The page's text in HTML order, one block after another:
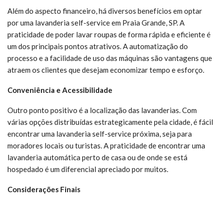
Além do aspecto financeiro, há diversos benefícios em optar
por uma lavanderia self-service em Praia Grande, SP. A
praticidade de poder lavar roupas de forma rápida e eficiente é
um dos principais pontos atrativos. A automatização do
processo e a facilidade de uso das máquinas são vantagens que
atraem os clientes que desejam economizar tempo e esforço.
Conveniência e Acessibilidade
Outro ponto positivo é a localização das lavanderias. Com
várias opções distribuídas estrategicamente pela cidade, é fácil
encontrar uma lavanderia self-service próxima, seja para
moradores locais ou turistas. A praticidade de encontrar uma
lavanderia automática perto de casa ou de onde se está
hospedado é um diferencial apreciado por muitos.
Considerações Finais